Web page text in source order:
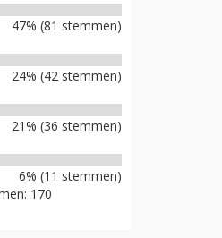
47% (81 stemmen)
24% (42 stemmen)
21% (36 stemmen)
6% (11 stemmen)
170